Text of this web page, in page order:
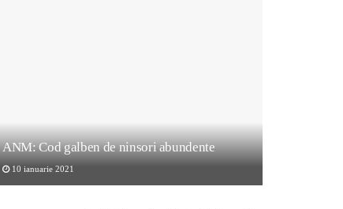
ANM: Cod galben de ninsori abundente
10 ianuarie 2021